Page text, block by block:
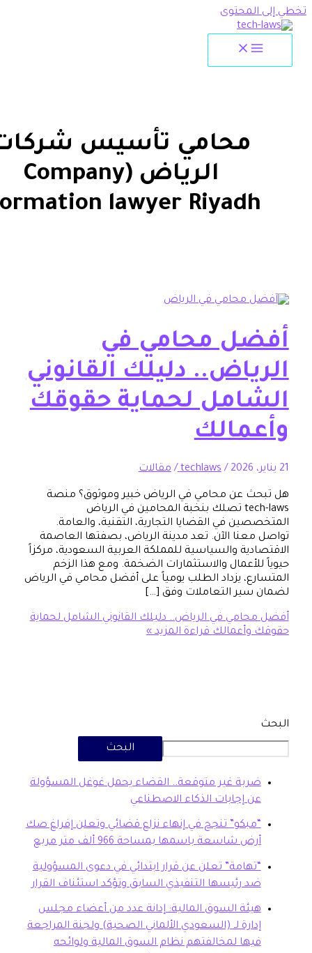
محامي تأسيس شركات
الرياض (Company
formation lawyer
محامي في
دليلك القانوني
لحماية حقوقك
/
techlaws
/مقالات
عن محامي في الرياض خبير وموثوق؟ منصة
tech-laws تصلك بنخبة المحامين في الرياض
في القضايا التجارية، التقنية، والعامة.
الآن. تعد مدينة الرياض، بصفتها العاصمة
والسياسية للمملكة العربية السعودية، مركزاً
والاستثمارات الضخمة. ومع هذا الزخم
يزداد الطلب يومياً على أفضل محامي في الرياض
التعاملات وفق […]
في الرياض.. دليلك القانوني الشامل لحماية
قراءة المزيد »
غير متوقعة.. القضاء يحمل غوغل المسؤولة
إجابات الذكاء الاصطناعي
تنجح في إنهاء نزاع قضائي وتعلن إفراغ صك
شاسعة باسمها بمساحة 966 ألف متر مربع
تعلن عن قرار ابتدائي في دعوى المسؤولية
رئيسها التنفيذي السابق وتؤكد استئناف القرار
السوق المالية: إدانة عدد من أعضاء مجلس
لـ (السعودي الألماني الصحية) ولجنة المراجعة
لمخالفتهم نظام السوق المالية ولوائحه